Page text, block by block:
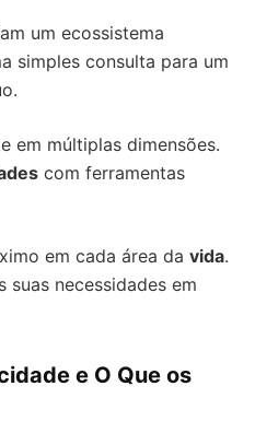
um ecossistema
simples consulta para um
em múltiplas dimensões.
com ferramentas
em cada área da vida.
necessidades em
e O Que os